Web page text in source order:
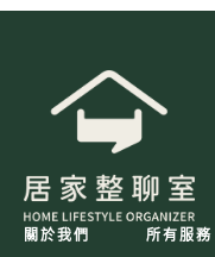
關於我們 所有服務